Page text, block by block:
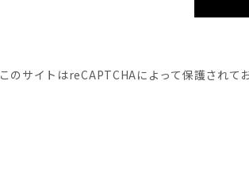
このサイトはreCAPTCHAによって保護されて